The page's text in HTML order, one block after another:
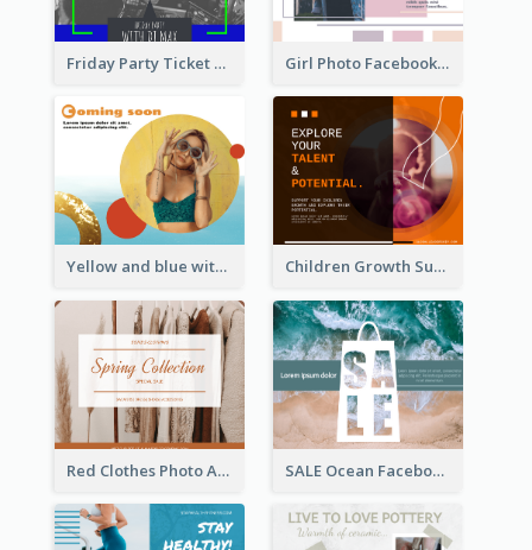
Friday Party Ticket Facebook Post Girl Photo Facebook Post
Yellow and blue with photographic Facebook Post Children Growth Support Facebook Post
Red Clothes Photo Apparel Sale Facebook Post SALE Ocean Facebook Post